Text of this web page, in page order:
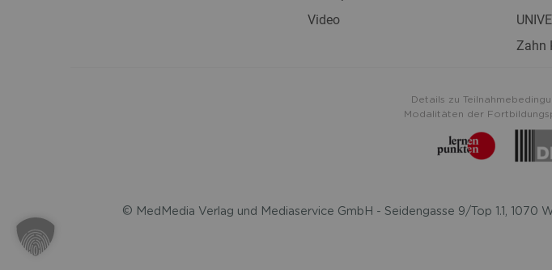
Video
Zahn
Details zu
Modalitäten der
© MedMedia Verlag und Mediaservice GmbH - Seidengasse 9/Top 1.1, 1070